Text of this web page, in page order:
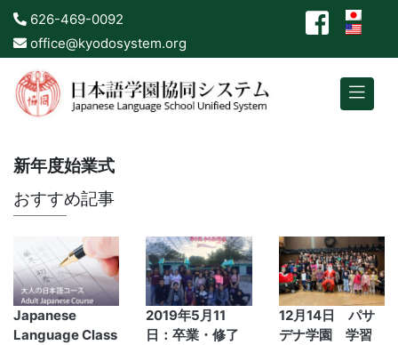
626-469-0092
office@kyodosystem.org
新年度始業式
おすすめ記事
Japanese
Language Class
2019年5月11
日：卒業・修了
12月14日 パサ
デナ学園 学習